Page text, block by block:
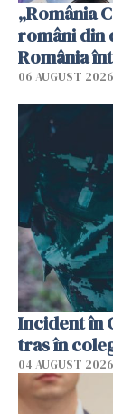
„România
români din
România
06 AUGUST 2026
Incident în
tras în
04 AUGUST 2026